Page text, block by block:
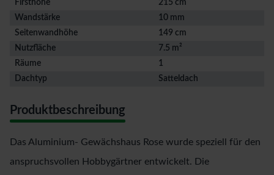
Firsthöhe
215 cm
Wandstärke
10 mm
Seitenwandhöhe
149 cm
Nutzfläche
7.5 m²
Räume
1
Dachtyp
Satteldach
Produktbeschreibung
Das Aluminium- Gewächshaus Rose wurde speziell für den
anspruchsvollen Hobbygärtner entwickelt. Die